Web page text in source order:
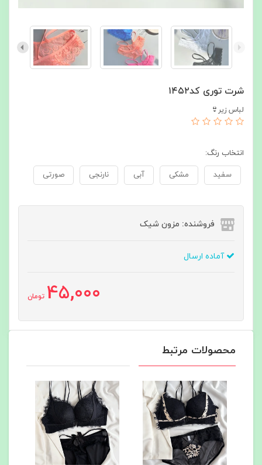
شرت توری کد۱۴۵۲
لباس زیر👙
انتخاب رنگ:
سفید مشکی آبی نارنجی صورتی
فروشنده: مزون شیک
آماده ارسال
45,000 تومان
محصولات مرتبط